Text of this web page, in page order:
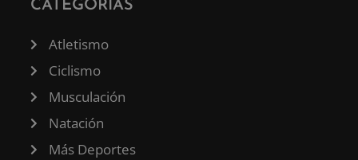
CATEGORÍAS
Atletismo
Ciclismo
Musculación
Natación
Más Deportes